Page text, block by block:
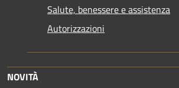
Salute, benessere e assistenza
Autorizzazioni
NOVITÀ